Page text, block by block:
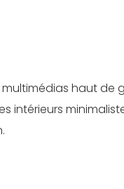
multimédias haut de
intérieurs